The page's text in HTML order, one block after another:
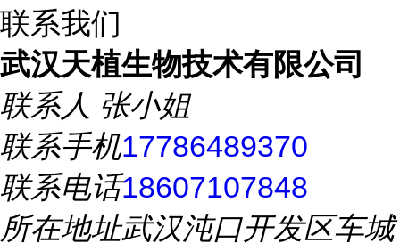
联系我们
武汉天植生物技术有限公司
联系人 张小姐
联系手机17786489370
联系电话18607107848
所在地址武汉沌口开发区车城